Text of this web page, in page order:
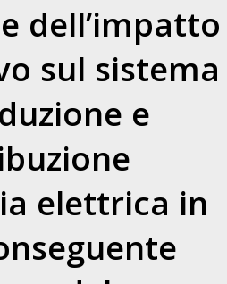
dell’impatto
sul sistema
e
elettrica in